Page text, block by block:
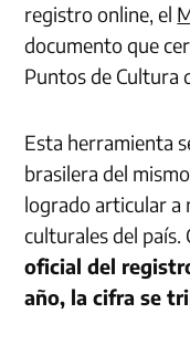
registro online, el
documento que
Puntos de Cultura
Esta herramienta
brasilera del
logrado articular a
culturales del país.
oficial del
año, la cifra se